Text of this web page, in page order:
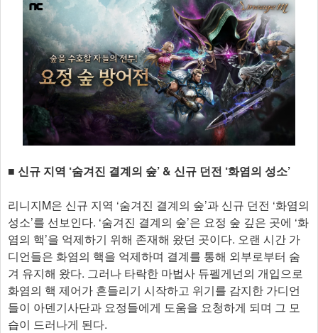
​■ ​신규 지역 ‘숨겨진 결계의 숲’ & 신규 던전 ‘화염의 성소’
리니지M은 신규 지역 ‘숨겨진 결계의 숲’과 신규 던전 ‘화염의
성소’를 선보인다. ‘숨겨진 결계의 숲’은 요정 숲 깊은 곳에 ‘화
염의 핵’을 억제하기 위해 존재해 왔던 곳이다. 오랜 시간 가
디언들은 화염의 핵을 억제하며 결계를 통해 외부로부터 숨
겨 유지해 왔다. 그러나 타락한 마법사 듀펠게넌의 개입으로
화염의 핵 제어가 흔들리기 시작하고 위기를 감지한 가디언
들이 아덴기사단과 요정들에게 도움을 요청하게 되며 그 모
습이 드러나게 된다.